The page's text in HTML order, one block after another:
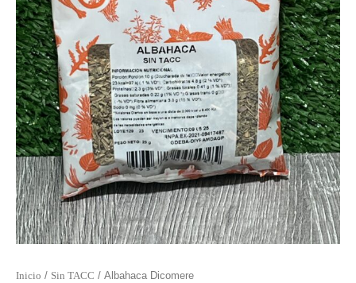
Inicio / Sin TACC / Albahaca Dicomere